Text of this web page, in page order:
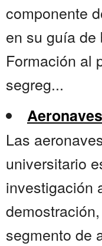
componente
en su guía de
Formación al
segreg...
Las
universitario
investigación
segmento de